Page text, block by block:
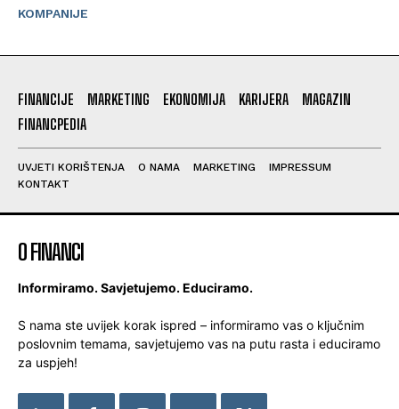
KOMPANIJE
FINANCIJE MARKETING EKONOMIJA KARIJERA
MAGAZIN
FINANCPEDIA
UVJETI KORIŠTENJA O NAMA MARKETING
IMPRESSUM
KONTAKT
O FINANCI
Informiramo. Savjetujemo. Educiramo.
S nama ste uvijek korak ispred – informiramo vas o ključnim
poslovnim temama, savjetujemo vas na putu rasta i educiramo
za uspjeh!